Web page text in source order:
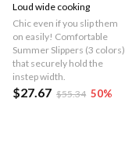
Loud wide cooking
Chic even if you slip them
on easily! Comfortable
Summer Slippers (3 colors)
that securely hold the
instep width.
$27.67 $55.34 50%